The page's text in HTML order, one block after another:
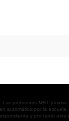
profesores MST
automático por la
y por tanto